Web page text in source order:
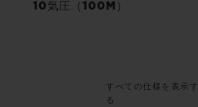
10気圧（100M）
すべての仕様を表示す
る